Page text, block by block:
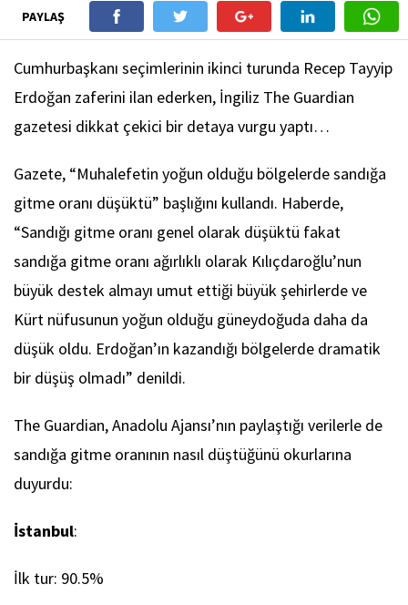
PAYLAŞ
Cumhurbaşkanı seçimlerinin ikinci turunda Recep Tayyip
Erdoğan zaferini ilan ederken, İngiliz The Guardian
gazetesi dikkat çekici bir detaya vurgu yaptı…
Gazete, “Muhalefetin yoğun olduğu bölgelerde sandığa
gitme oranı düşüktü” başlığını kullandı. Haberde,
“Sandığı gitme oranı genel olarak düşüktü fakat
sandığa gitme oranı ağırlıklı olarak Kılıçdaroğlu’nun
büyük destek almayı umut ettiği büyük şehirlerde ve
Kürt nüfusunun yoğun olduğu güneydoğuda daha da
düşük oldu. Erdoğan’ın kazandığı bölgelerde dramatik
bir düşüş olmadı” denildi.
The Guardian, Anadolu Ajansı’nın paylaştığı verilerle de
sandığa gitme oranının nasıl düştüğünü okurlarına
duyurdu:
İstanbul:
İlk tur: 90.5%